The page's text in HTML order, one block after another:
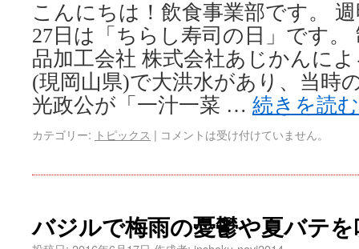
こんにちは！飲食事業部です。
27日は「ちらし寿司の日」です。
品加工会社 株式会社あじかんに
(現岡山県)で大洪水があり、当時
光政公が「一汁一菜 … 続きを読
カテゴリー: トピックス | コメントは受け付けていません。
バジルで梅雨の憂鬱や夏バテ